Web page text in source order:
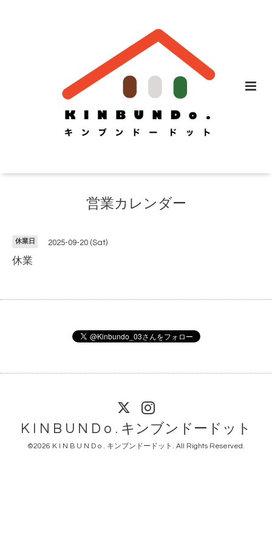
営業カレンダー
休業日 2025-09-20 (Sat)
休業
K I N B U N D o . キンブンドードット
©2026 K I N B U N D o . キンブンドードット . All Rights Reserved.